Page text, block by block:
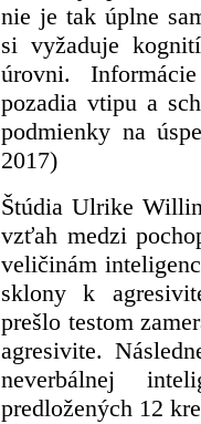
nie je tak úplne
si vyžaduje
úrovni.
pozadia vtipu a
podmienky na
2017)
Štúdia Ulrike
vzťah medzi
veličinám
sklony k
prešlo testom
agresivite.
neverbálnej
predložených 12